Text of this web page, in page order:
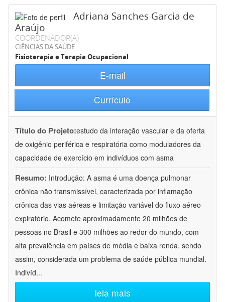
Adriana Sanches Garcia de
Araújo
COORDENADOR(A)
CIÊNCIAS DA SAÚDE
Fisioterapia e Terapia Ocupacional
E-mail
Currículo
Título do Projeto:estudo da interação vascular e da oferta
de oxigênio periférica e respiratória como moduladores da
capacidade de exercício em indivíduos com asma
Resumo: Introdução: A asma é uma doença pulmonar
crônica não transmissível, caracterizada por inflamação
crônica das vias aéreas e limitação variável do fluxo aéreo
expiratório. Acomete aproximadamente 20 milhões de
pessoas no Brasil e 300 milhões ao redor do mundo, com
alta prevalência em países de média e baixa renda, sendo
assim, considerada um problema de saúde pública mundial.
Indivíd...
leia mais